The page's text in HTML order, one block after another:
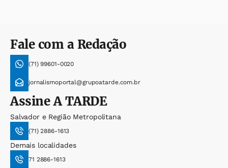
Fale com a Redação
(71) 99601-0020
jornalismoportal@grupoatarde.com.br
AssineA TARDE
Salvador e Região Metropolitana
(71) 2886-1613
Demais localidades
71 2886-1613